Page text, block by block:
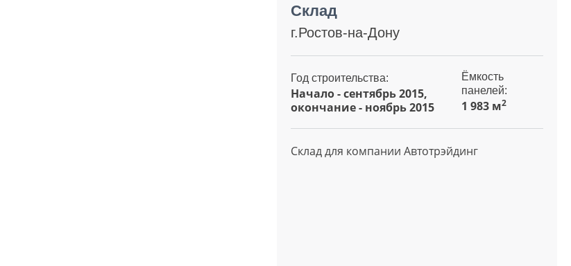
Склад
г.Ростов-на-Дону
Год строительства:
Начало - сентябрь 2015,
окончание - ноябрь 2015
Ёмкость
панелей:
1 983 м2
Склад для компании Автотрэйдинг